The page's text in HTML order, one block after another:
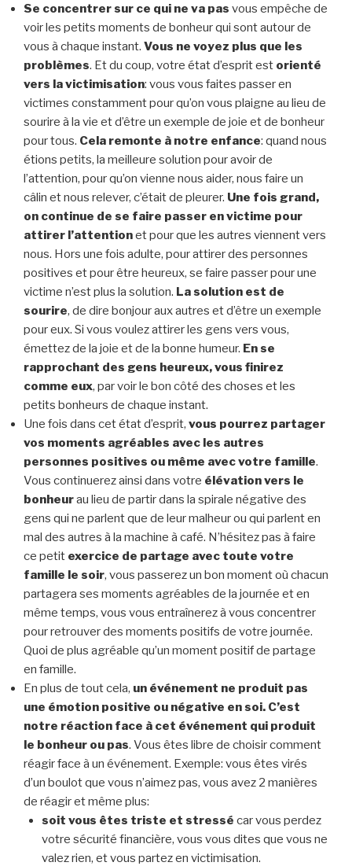
Se concentrer sur ce qui ne va pas vous empêche de
voir les petits moments de bonheur qui sont autour de
vous à chaque instant. Vous ne voyez plus que les
problèmes. Et du coup, votre état d’esprit est orienté
vers la victimisation: vous vous faites passer en
victimes constamment pour qu’on vous plaigne au lieu de
sourire à la vie et d’être un exemple de joie et de bonheur
pour tous. Cela remonte à notre enfance: quand nous
étions petits, la meilleure solution pour avoir de
l’attention, pour qu’on vienne nous aider, nous faire un
câlin et nous relever, c’était de pleurer. Une fois grand,
on continue de se faire passer en victime pour
attirer l’attentionet pour que les autres viennent vers
nous. Hors une fois adulte, pour attirer des personnes
positives et pour être heureux, se faire passer pour une
victime n’est plus la solution. La solution est de
sourire, de dire bonjour aux autres et d’être un exemple
pour eux. Si vous voulez attirer les gens vers vous,
émettez de la joie et de la bonne humeur. En se
rapprochant des gens heureux, vous finirez
comme eux, par voir le bon côté des choses et les
petits bonheurs de chaque instant.
Une fois dans cet état d’esprit, vous pourrez partager
vos moments agréables avec les autres
personnes positives ou même avec votre famille.
Vous continuerez ainsi dans votre élévation vers le
bonheurau lieu de partir dans la spirale négative des
gens qui ne parlent que de leur malheur ou qui parlent en
mal des autres à la machine à café. N’hésitez pas à faire
ce petit exercice de partage avec toute votre
famille le soir, vous passerez un bon moment où chacun
partagera ses moments agréables de la journée et en
même temps, vous vous entraînerez à vous concentrer
pour retrouver des moments positifs de votre journée.
Quoi de plus agréable qu’un moment positif de partage
en famille.
En plus de tout cela, un événement ne produit pas
une émotion positive ou négative en soi. C’est
notre réaction face à cet événement qui produit
le bonheur ou pas. Vous êtes libre de choisir comment
réagir face à un événement. Exemple: vous êtes virés
d’un boulot que vous n’aimez pas, vous avez 2 manières
de réagir et même plus:
soit vous êtes triste et stressé car vous perdez
votre sécurité financière, vous vous dites que vous ne
valez rien, et vous partez en victimisation.